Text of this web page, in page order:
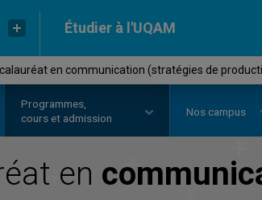
Étudier à l'UQAM
en communication (stratégies de
Programmes,
cours et admission
Nos campus
en